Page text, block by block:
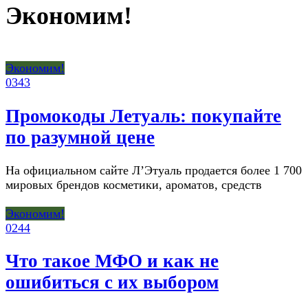
Экономим!
Экономим!
0343
Промокоды Летуаль: покупайте
по разумной цене
На официальном сайте Л’Этуаль продается более 1 700
мировых брендов косметики, ароматов, средств
Экономим!
0244
Что такое МФО и как не
ошибиться с их выбором